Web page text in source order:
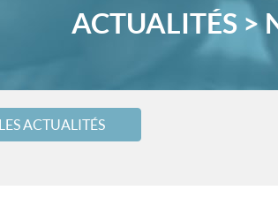
ACTUALITÉS >
ACTUALITÉS